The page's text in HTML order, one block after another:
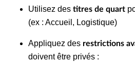
Utilisez des titres de quart
(ex : Accueil, Logistique)
Appliquez des restrictions
doivent être privés :